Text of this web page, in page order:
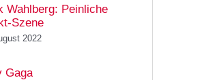
Wahlberg: Peinliche
Szene
2022
Gaga